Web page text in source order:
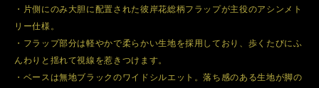
・片側にのみ大胆に配置された彼岸花総柄フラップが主役のアシンメト
リー仕様。
・フラップ部分は軽やかで柔らかい生地を採用しており、歩くたびにふ
んわりと揺れて視線を惹きつけます。
・ベースは無地ブラックのワイドシルエット。落ち感のある生地が脚の